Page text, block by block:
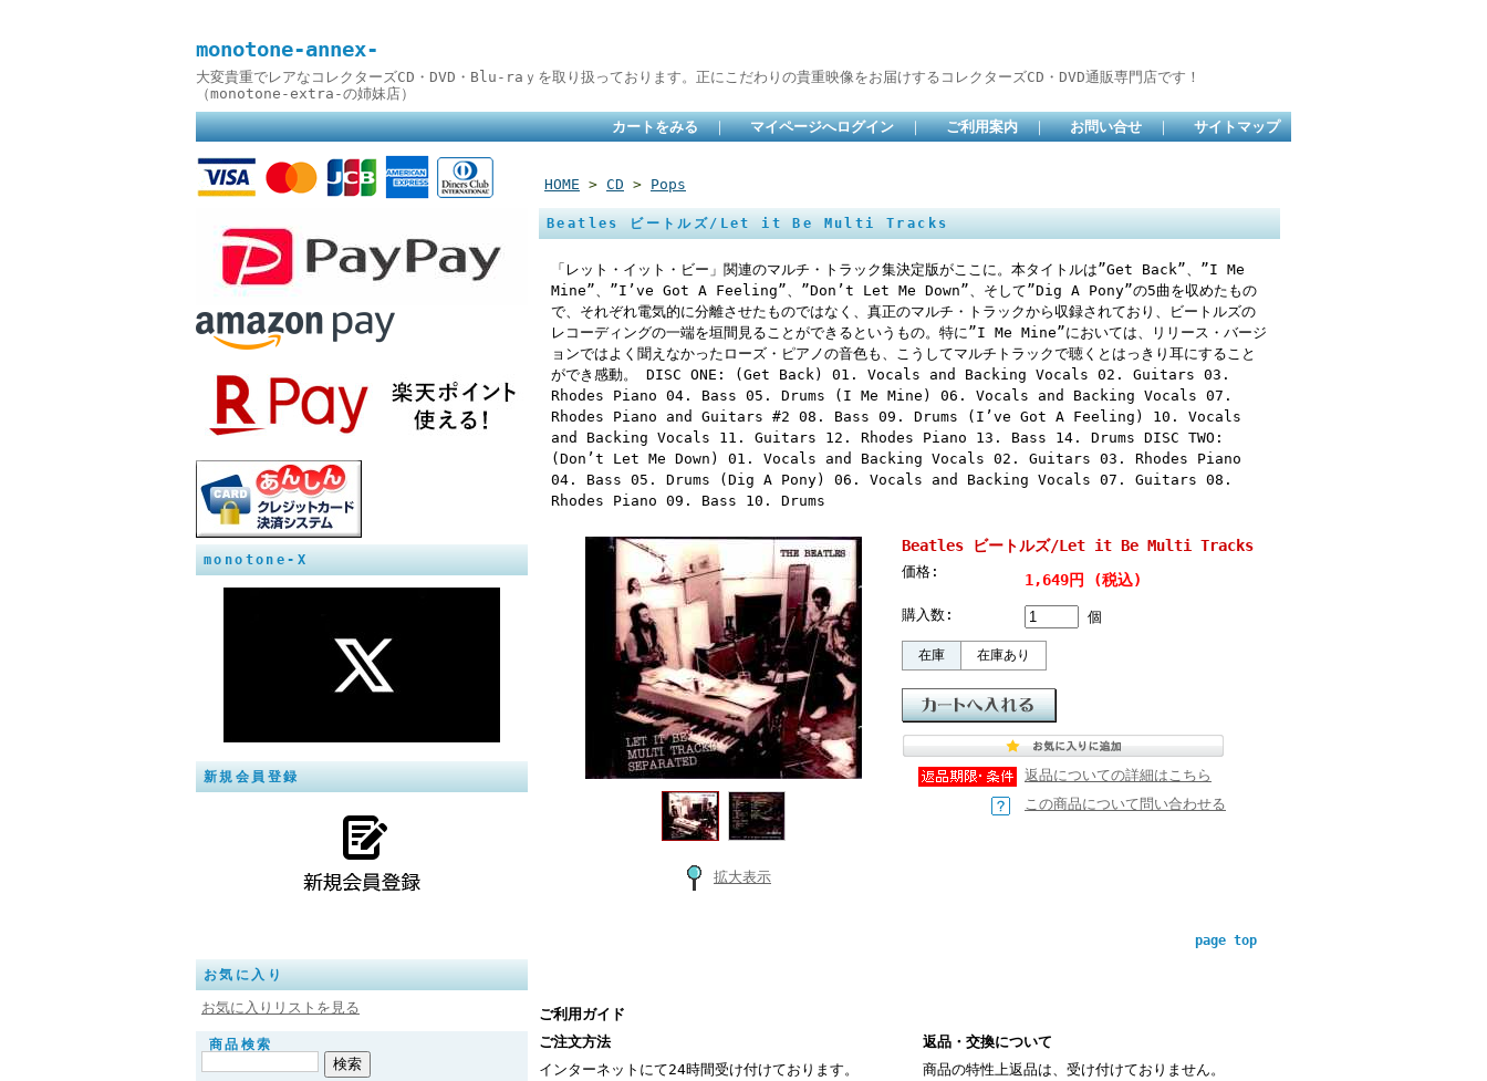
monotone-annex-
大変貴重でレアなコレクターズCD・DVD・Blu-raｙを取り扱っております。正にこだわりの貴重映像をお届けするコレクターズCD・DVD通販専門店です！
（monotone-extra-の姉妹店）
カートをみる ｜ マイページへログイン ｜ ご利用案内 ｜ お問い合せ ｜ サイトマップ
monotone-X
新規会員登録
お気に入り
お気に入りリストを見る
商品検索
HOME > CD > Pops
Beatles ビートルズ/Let it Be Multi Tracks
「レット・イット・ビー」関連のマルチ・トラック集決定版がここに。本タイトルは”Get Back”、”I Me
Mine”、”I’ve Got A Feeling”、”Don’t Let Me Down”、そして”Dig A Pony”の5曲を収めたもの
で、それぞれ電気的に分離させたものではなく、真正のマルチ・トラックから収録されており、ビートルズの
レコーディングの一端を垣間見ることができるというもの。特に”I Me Mine”においては、リリース・バージ
ョンではよく聞えなかったローズ・ピアノの音色も、こうしてマルチトラックで聴くとはっきり耳にすること
ができ感動。 DISC ONE: (Get Back) 01. Vocals and Backing Vocals 02. Guitars 03.
Rhodes Piano 04. Bass 05. Drums (I Me Mine) 06. Vocals and Backing Vocals 07.
Rhodes Piano and Guitars #2 08. Bass 09. Drums (I’ve Got A Feeling) 10. Vocals
and Backing Vocals 11. Guitars 12. Rhodes Piano 13. Bass 14. Drums DISC TWO:
(Don’t Let Me Down) 01. Vocals and Backing Vocals 02. Guitars 03. Rhodes Piano
04. Bass 05. Drums (Dig A Pony) 06. Vocals and Backing Vocals 07. Guitars 08.
Rhodes Piano 09. Bass 10. Drums
拡大表示
Beatles ビートルズ/Let it Be Multi Tracks
価格: 1,649円 (税込)
購入数: 個
在庫 在庫あり
返品についての詳細はこちら
この商品について問い合わせる
page top
ご利用ガイド
ご注文方法
インターネットにて24時間受け付けております。
返品・交換について
商品の特性上返品は、受け付けておりません。